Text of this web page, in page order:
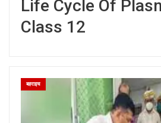
Life Cycle Of
Class 12
बहराइच